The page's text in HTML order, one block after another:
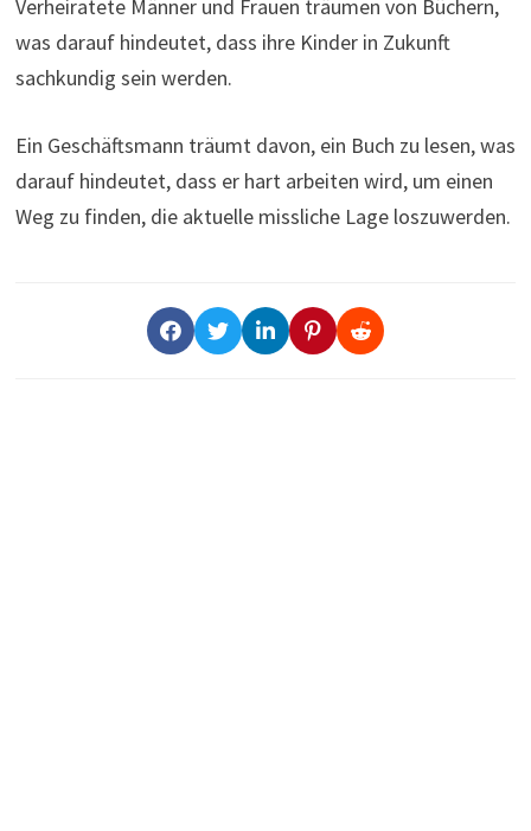
Verheiratete Männer und Frauen träumen von Büchern,
was darauf hindeutet, dass ihre Kinder in Zukunft
sachkundig sein werden.
Ein Geschäftsmann träumt davon, ein Buch zu lesen, was
darauf hindeutet, dass er hart arbeiten wird, um einen
Weg zu finden, die aktuelle missliche Lage loszuwerden.